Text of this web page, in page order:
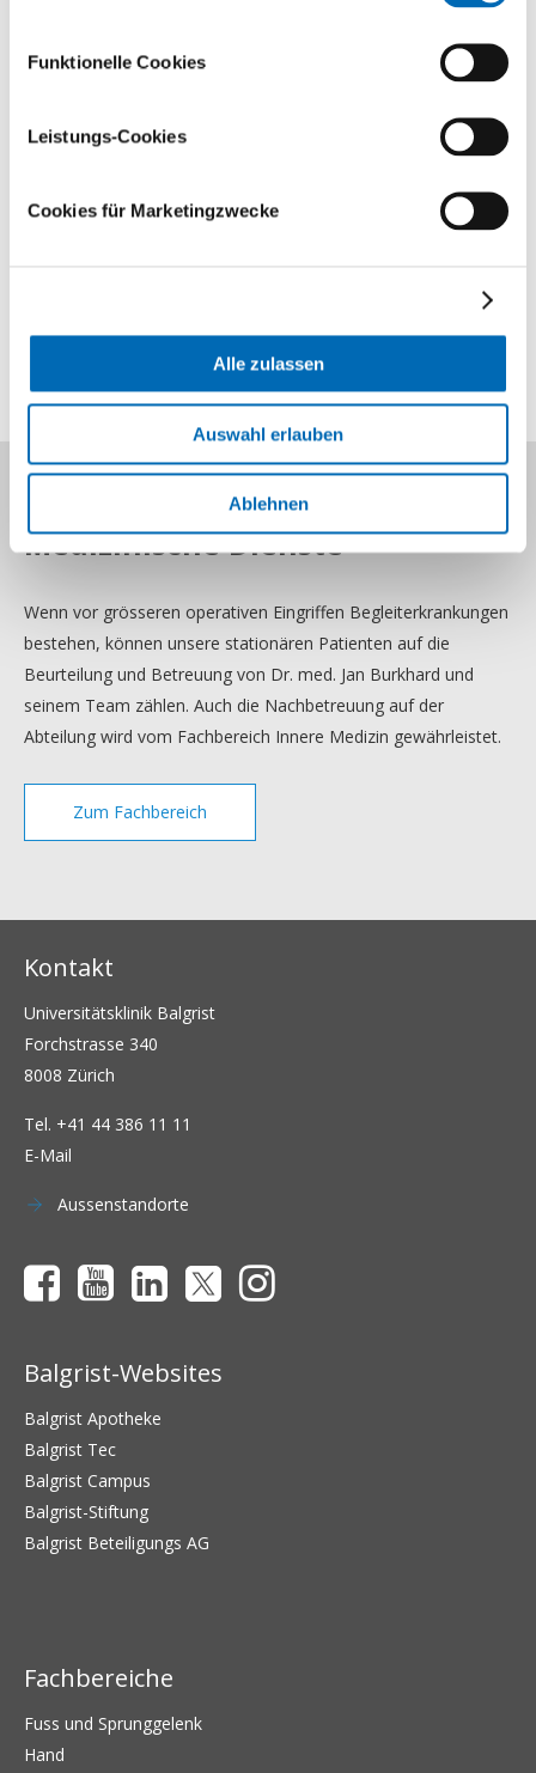
Funktionelle Cookies
Leistungs-Cookies
Cookies für Marketingzwecke
Alle zulassen
Auswahl erlauben
Ablehnen
Kontakt
+41 44 386 37 09
Innere Medizin und
Medizinische Dienste
Wenn vor grösseren operativen Eingriffen Begleiterkrankungen
bestehen, können unsere stationären Patienten auf die
Beurteilung und Betreuung von Dr. med. Jan Burkhard und
seinem Team zählen. Auch die Nachbetreuung auf der
Abteilung wird vom Fachbereich Innere Medizin gewährleistet.
Zum Fachbereich
Kontakt
Universitätsklinik Balgrist
Forchstrasse 340
8008 Zürich
Tel. +41 44 386 11 11
E-Mail
Aussenstandorte
Balgrist-Websites
Balgrist Apotheke
Balgrist Tec
Balgrist Campus
Balgrist-Stiftung
Balgrist Beteiligungs AG
Fachbereiche
Fuss und Sprunggelenk
Hand